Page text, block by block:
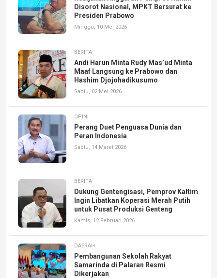
Disorot Nasional, MPKT Bersurat ke
Presiden Prabowo
Minggu, 10 Mei 2026
BERITA
Andi Harun Minta Rudy Mas’ud Minta
Maaf Langsung ke Prabowo dan
Hashim Djojohadikusumo
Sabtu, 02 Mei 2026
OPINI
Perang Duet Penguasa Dunia dan
Peran Indonesia
Sabtu, 14 Maret 2026
BERITA
Dukung Gentengisasi, Pemprov Kaltim
Ingin Libatkan Koperasi Merah Putih
untuk Pusat Produksi Genteng
Kamis, 12 Februari 2026
DAERAH
Pembangunan Sekolah Rakyat
Samarinda di Palaran Resmi
Dikerjakan